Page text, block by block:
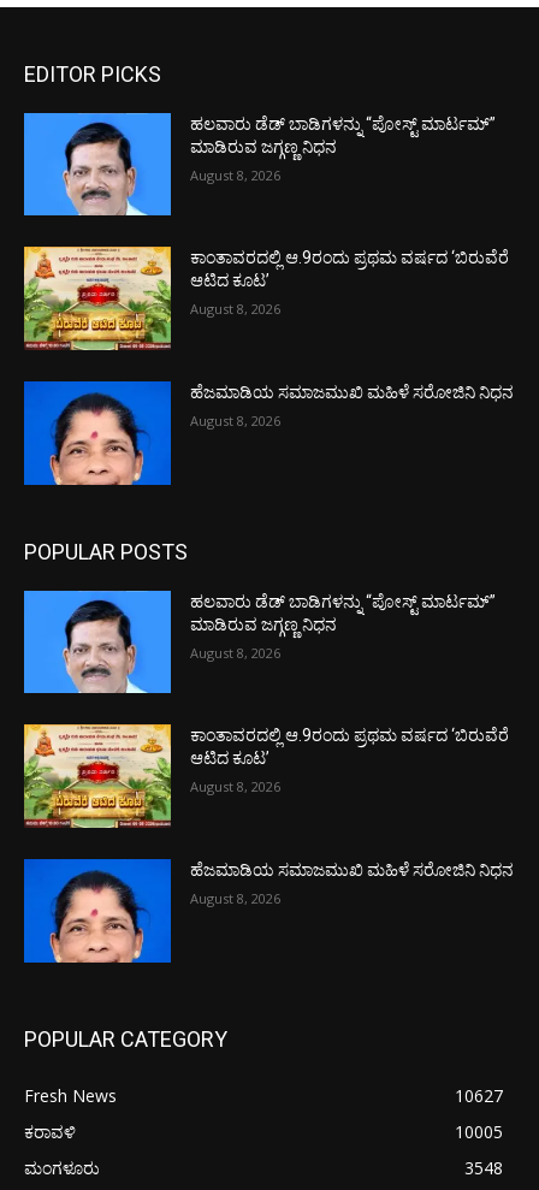
EDITOR PICKS
ಹಲವಾರು ಡೆಡ್ ಬಾಡಿಗಳನ್ನು “ಪೋಸ್ಟ್ ಮಾರ್ಟಮ್”
ಮಾಡಿರುವ ಜಗ್ಗಣ್ಣ ನಿಧನ
August 8, 2026
ಕಾಂತಾವರದಲ್ಲಿ ಆ.9ರಂದು ಪ್ರಥಮ ವರ್ಷದ ‘ಬಿರುವೆರೆ
ಆಟಿದ ಕೂಟ’
August 8, 2026
ಹೆಜಮಾಡಿಯ ಸಮಾಜಮುಖಿ ಮಹಿಳೆ ಸರೋಜಿನಿ ನಿಧನ
August 8, 2026
POPULAR POSTS
ಹಲವಾರು ಡೆಡ್ ಬಾಡಿಗಳನ್ನು “ಪೋಸ್ಟ್ ಮಾರ್ಟಮ್”
ಮಾಡಿರುವ ಜಗ್ಗಣ್ಣ ನಿಧನ
August 8, 2026
ಕಾಂತಾವರದಲ್ಲಿ ಆ.9ರಂದು ಪ್ರಥಮ ವರ್ಷದ ‘ಬಿರುವೆರೆ
ಆಟಿದ ಕೂಟ’
August 8, 2026
ಹೆಜಮಾಡಿಯ ಸಮಾಜಮುಖಿ ಮಹಿಳೆ ಸರೋಜಿನಿ ನಿಧನ
August 8, 2026
POPULAR CATEGORY
Fresh News
10627
ಕರಾವಳಿ
10005
ಮಂಗಳೂರು
3548